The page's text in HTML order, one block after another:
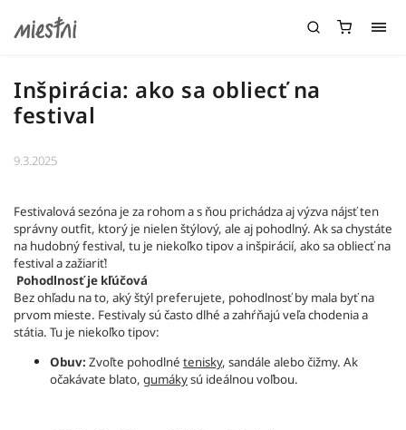
Inšpirácia: ako sa obliecť na
festival
9.3.2025
Festivalová sezóna je za rohom a s ňou prichádza aj výzva nájsť ten
správny outfit, ktorý je nielen štýlový, ale aj pohodlný. Ak sa chystáte
na hudobný festival, tu je niekoľko tipov a inšpirácií, ako sa obliecť na
festival a zažiariť!
Pohodlnosť je kľúčová
Bez ohľadu na to, aký štýl preferujete, pohodlnosť by mala byť na
prvom mieste. Festivaly sú často dlhé a zahŕňajú veľa chodenia a
státia. Tu je niekoľko tipov:
Obuv: Zvoľte pohodlné tenisky, sandále alebo čižmy. Ak
očakávate blato, gumákysú ideálnou voľbou.